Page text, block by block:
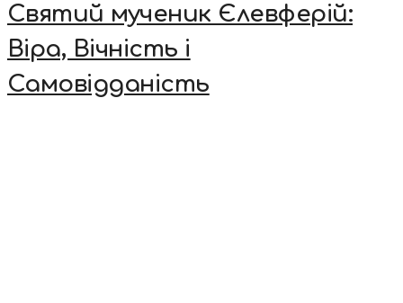
Святий мученик Єлевферій:
Віра, Вічність і
Самовідданість